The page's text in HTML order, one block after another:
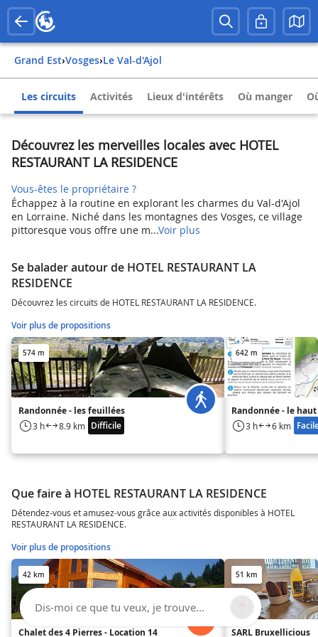
Grand Est› Vosges› Le Val-d'Ajol
Les circuits Activités Lieux d'intérêts Où manger
Découvrez les merveilles locales avec HOTEL
RESTAURANT LA RESIDENCE
Vous-êtes le propriétaire ?
Échappez à la routine en explorant les charmes du Val-d'Ajol
en Lorraine. Niché dans les montagnes des Vosges, ce village
pittoresque vous offre une m...Voir plus
Se balader autour de HOTEL RESTAURANT LA
RESIDENCE
Découvrez les circuits de HOTEL RESTAURANT LA RESIDENCE.
Voir plus de propositions
574 m
Randonnée - les feuillées
3 h 8.9 km Difficile
642 m
Randonnée - le
3 h 6 km
Que faire à HOTEL RESTAURANT LA RESIDENCE
Détendez-vous et amusez-vous grâce aux activités disponibles à HOTEL
RESTAURANT LA RESIDENCE.
Voir plus de propositions
42 km
Chalet des 4 Pierres - Location 14
51 km
SARL Bruxellicious
Dis-moi ce que tu veux, je trouve...